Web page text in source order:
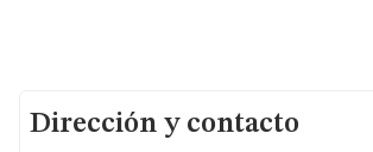
Dirección y contacto